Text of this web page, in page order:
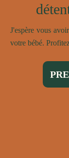
J'espère vous
votre bébé.